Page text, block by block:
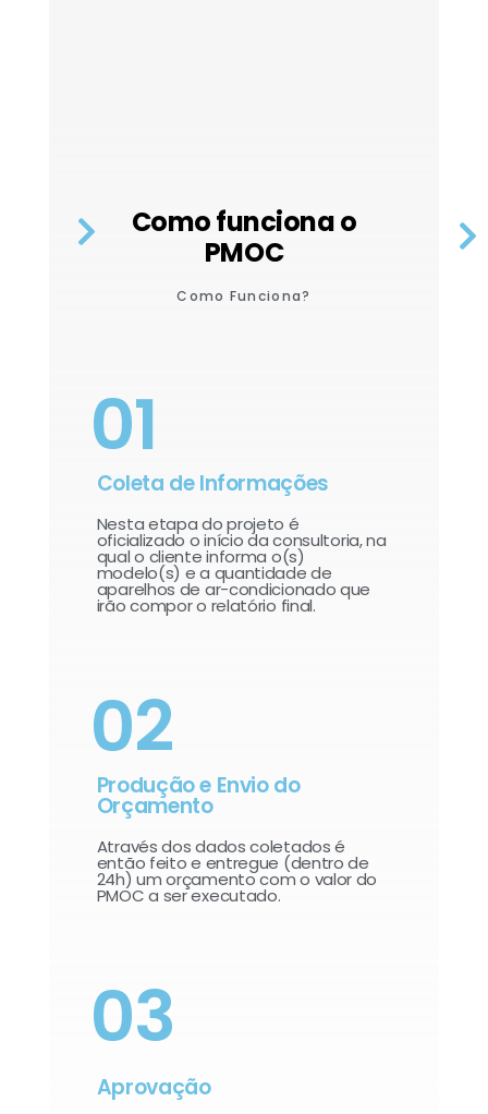
Como funciona o
PMOC
Como Funciona?
01
Coleta de Informações
Nesta etapa do projeto é
oficializado o início da consultoria, na
qual o cliente informa o(s)
modelo(s) e a quantidade de
aparelhos de ar-condicionado que
irão compor o relatório final.​
02
Produção e Envio do
Orçamento
Através dos dados coletados é
então feito e entregue (dentro de
24h) um orçamento com o valor do
PMOC a ser executado.
03
Aprovação